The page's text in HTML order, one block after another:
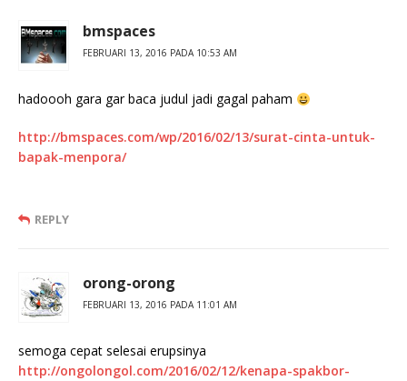
bmspaces
FEBRUARI 13, 2016 PADA 10:53 AM
hadoooh gara gar baca judul jadi gagal paham
http://bmspaces.com/wp/2016/02/13/surat-cinta-untuk-
bapak-menpora/
REPLY
orong-orong
FEBRUARI 13, 2016 PADA 11:01 AM
semoga cepat selesai erupsinya
http://ongolongol.com/2016/02/12/kenapa-spakbor-